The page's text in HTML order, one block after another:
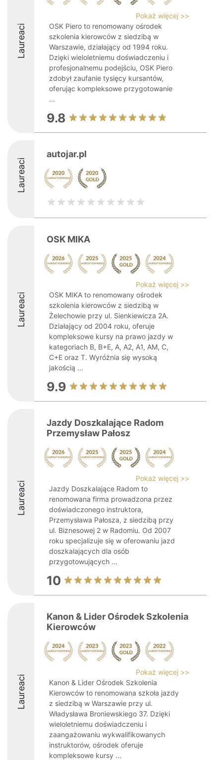
Laureaci
Pokaż więcej >>
OSK Piero to renomowany ośrodek
szkolenia kierowców z siedzibą w
Warszawie, działający od 1994 roku.
Dzięki wieloletniemu doświadczeniu i
profesjonalnemu podejściu, OSK Piero
zdobył zaufanie tysięcy kursantów,
oferując kompleksowe przygotowanie
...
9.8
Laureaci
autojar.pl
Laureaci
OSK MIKA
Pokaż więcej >>
OSK MIKA to renomowany ośrodek
szkolenia kierowców z siedzibą w
Żelechowie przy ul. Sienkiewicza 2A.
Działający od 2004 roku, oferuje
kompleksowe kursy na prawo jazdy w
kategoriach B, B+E, A, A2, A1, AM, C,
C+E oraz T. Wyróżnia się wysoką
jakością ...
9.9
Laureaci
Jazdy Doszkalające Radom
Przemysław Pałosz
Pokaż więcej >>
Jazdy Doszkalające Radom to
renomowana firma prowadzona przez
doświadczonego instruktora,
Przemysława Pałosza, z siedzibą przy
ul. Biznesowej 2 w Radomiu. Od 2007
roku specjalizuje się w oferowaniu jazd
doszkalających dla osób
przygotowujących ...
10
Laureaci
Kanon & Lider Ośrodek Szkolenia
Kierowców
Pokaż więcej >>
Kanon & Lider Ośrodek Szkolenia
Kierowców to renomowana szkoła jazdy
z siedzibą w Warszawie przy ul.
Władysława Broniewskiego 37. Dzięki
wieloletniemu doświadczeniu i
zaangażowaniu wykwalifikowanych
instruktorów, ośrodek oferuje
kompleksowe kursy ...